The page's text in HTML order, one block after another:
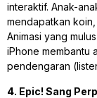
interaktif. Anak-
mendapatkan
Animasi yang
iPhone membantu
pendengaran
4. Epic! Sang